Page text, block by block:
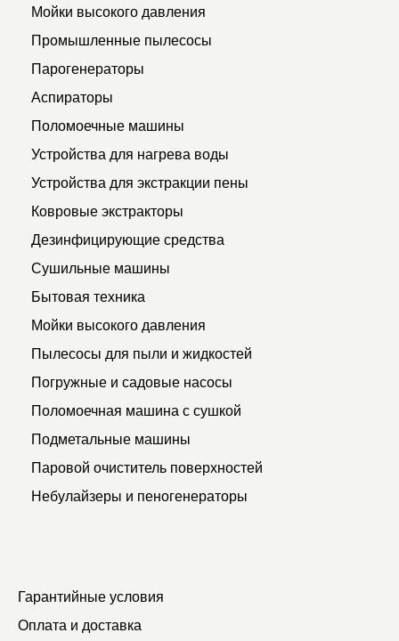
Мойки высокого давления
Промышленные пылесосы
Парогенераторы
Аспираторы
Поломоечные машины
Устройства для нагрева воды
Устройства для экстракции пены
Ковровые экстракторы
Дезинфицирующие средства
Сушильные машины
Бытовая техника
Мойки высокого давления
Пылесосы для пыли и жидкостей
Погружные и садовые насосы
Поломоечная машина с сушкой
Подметальные машины
Паровой очиститель поверхностей
Небулайзеры и пеногенераторы
Гарантийные условия
Оплата и доставка